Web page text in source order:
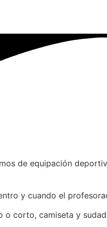
de equipación
y cuando el
corto, camiseta y